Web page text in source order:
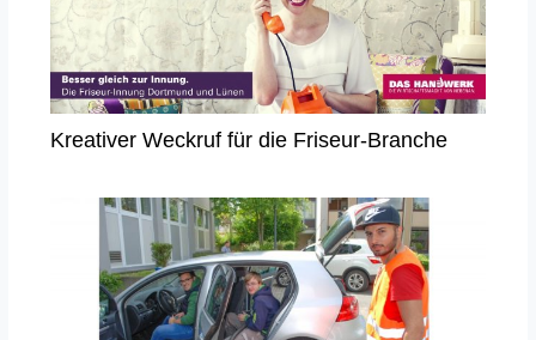
Kreativer Weckruf für die Friseur-Branche